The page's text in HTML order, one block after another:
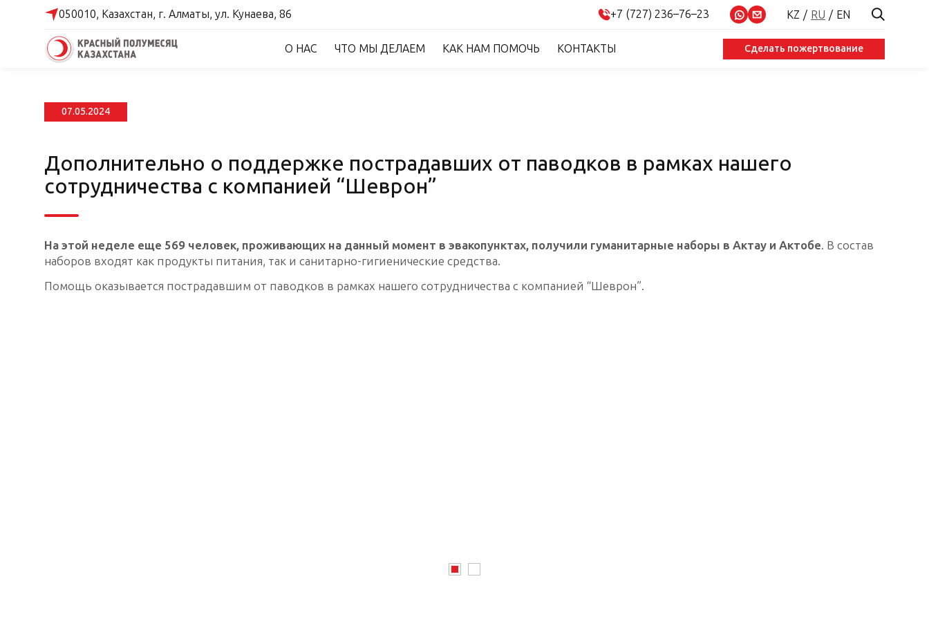
050010, Казахстан, г. Алматы, ул. Кунаева, 86 +7 (727) 236–76–23 KZ RU EN
О НАС ЧТО МЫ ДЕЛАЕМ КАК НАМ ПОМОЧЬ КОНТАКТЫ Сделать пожертвование
07.05.2024
Дополнительно о поддержке пострадавших от паводков в рамках нашего
сотрудничества с компанией “Шеврон”
На этой неделе еще 569 человек, проживающих на данный момент в эвакопунктах, получили гуманитарные наборы в Актау и Актобе. В состав
наборов входят как продукты питания, так и санитарно-гигиенические средства.
Помощь оказывается пострадавшим от паводков в рамках нашего сотрудничества с компанией “Шеврон”.